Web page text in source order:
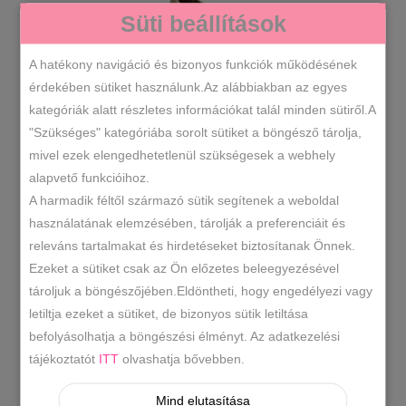
Mokaszin több színben
5490Ft
Süti beállítások
A hatékony navigáció és bizonyos funkciók működésének
érdekében sütiket használunk.Az alábbiakban az egyes
kategóriák alatt részletes információkat talál minden sütiről.A
"Szükséges" kategóriába sorolt sütiket a böngésző tárolja,
mivel ezek elengedhetetlenül szükségesek a webhely
alapvető funkcióihoz.
A harmadik féltől származó sütik segítenek a weboldal
használatának elemzésében, tárolják a preferenciáit és
releváns tartalmakat és hirdetéseket biztosítanak Önnek.
Ezeket a sütiket csak az Ön előzetes beleegyezésével
tároljuk a böngészőjében.Eldöntheti, hogy engedélyezi vagy
letiltja ezeket a sütiket, de bizonyos sütik letiltása
befolyásolhatja a böngészési élményt. Az adatkezelési
tájékoztatót ITT olvashatja bővebben.
Mind elutasítása